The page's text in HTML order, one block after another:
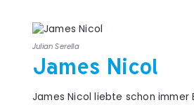
Julian Serella
James Nicol
James Nicol liebte schon immer